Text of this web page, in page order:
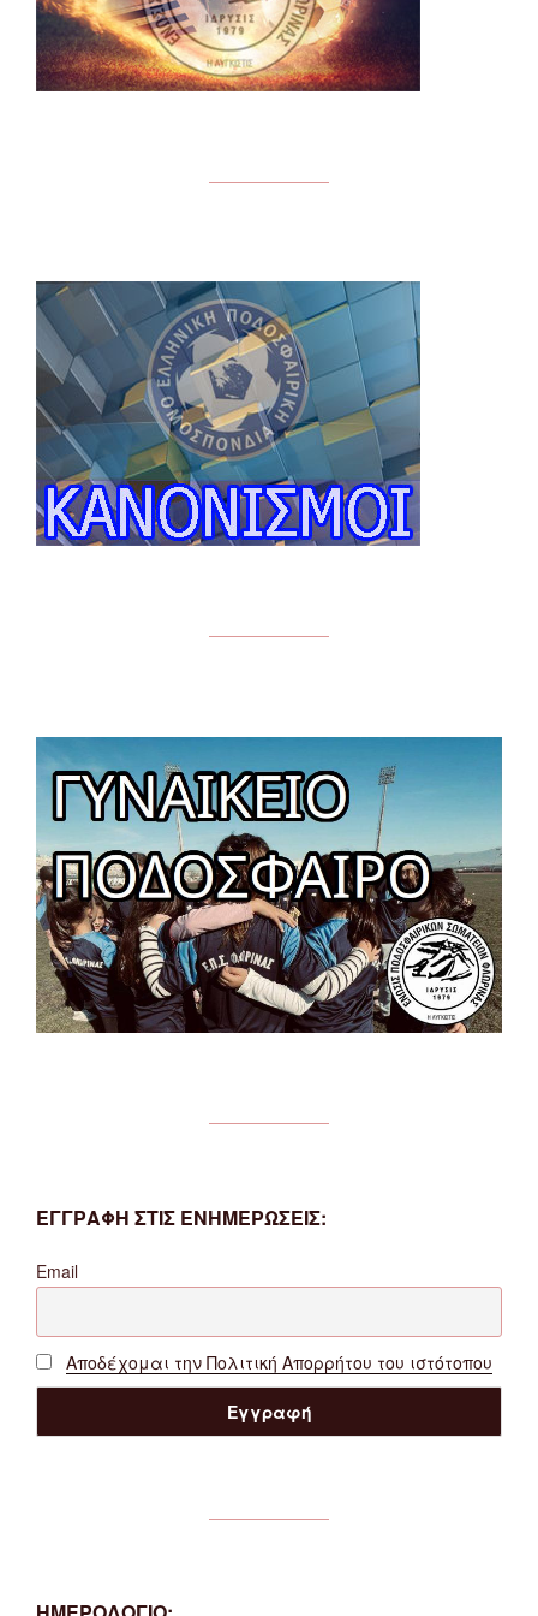
ΕΓΓΡΑΦΗ ΣΤΙΣ ΕΝΗΜΕΡΩΣΕΙΣ:
Email
Αποδέχομαι την Πολιτική Απορρήτου του ιστότοπου